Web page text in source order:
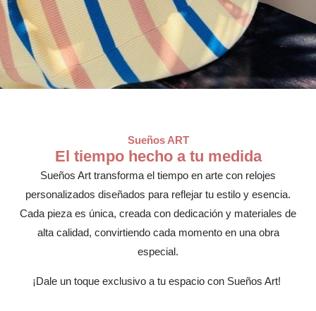
Sueños ART
El tiempo hecho a tu medida
Sueños Art transforma el tiempo en arte con relojes
personalizados diseñados para reflejar tu estilo y esencia.
Cada pieza es única, creada con dedicación y materiales de
alta calidad, convirtiendo cada momento en una obra
especial.
¡Dale un toque exclusivo a tu espacio con Sueños Art!